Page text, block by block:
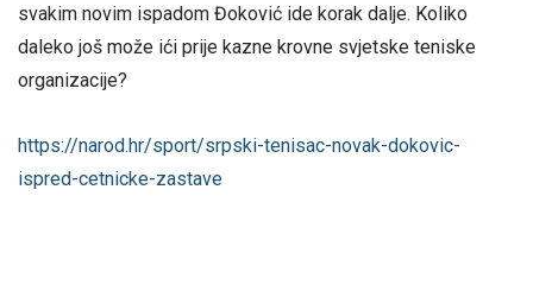
svakim novim ispadom Đoković ide korak dalje. Koliko
daleko još može ići prije kazne krovne svjetske teniske
organizacije?
https://narod.hr/sport/srpski-tenisac-novak-dokovic-
ispred-cetnicke-zastave